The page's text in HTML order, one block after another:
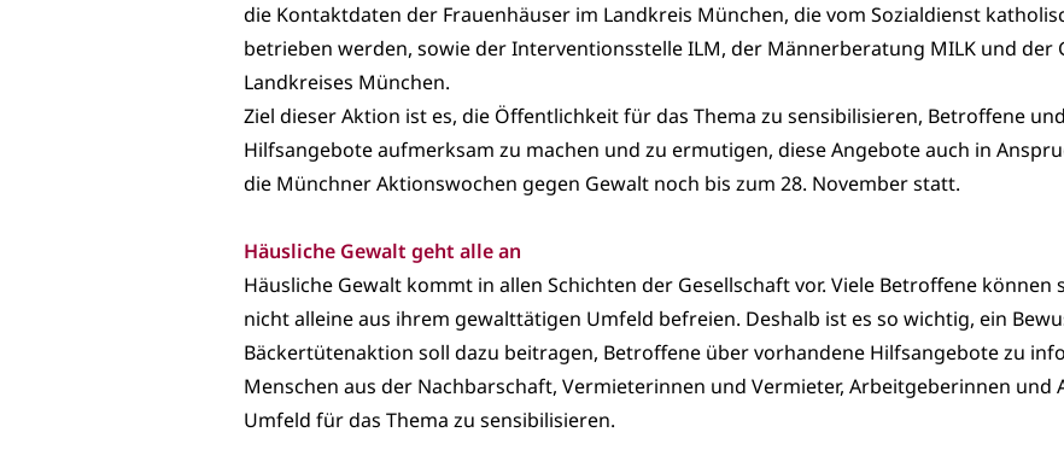
die Kontaktdaten der Frauenhäuser im Landkreis München, die vom Sozialdienst
betrieben werden, sowie der Interventionsstelle ILM, der Männerberatung MILK und
Landkreises München.
Ziel dieser Aktion ist es, die Öffentlichkeit für das Thema zu sensibilisieren, Betroffene
Hilfsangebote aufmerksam zu machen und zu ermutigen, diese Angebote auch in
die Münchner Aktionswochen gegen Gewalt noch bis zum 28. November statt.
Häusliche Gewalt geht alle an
Häusliche Gewalt kommt in allen Schichten der Gesellschaft vor. Viele Betroffene
nicht alleine aus ihrem gewalttätigen Umfeld befreien. Deshalb ist es so wichtig, ein
Bäckertütenaktion soll dazu beitragen, Betroffene über vorhandene Hilfsangebote zu
Menschen aus der Nachbarschaft, Vermieterinnen und Vermieter, Arbeitgeberinnen und
Umfeld für das Thema zu sensibilisieren.